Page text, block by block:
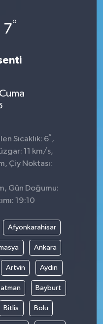
7°
Sıcaklık: 6° ,
11 km/s,
Çiy Noktası:
Gün Doğumu:
19:10
Afyonkarahisar
Ankara
Artvin Aydın
Bayburt
Bitlis Bolu